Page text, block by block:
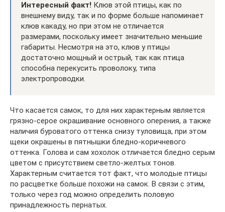
Интересный факт! Клюв этой птицы, как по
внешнему виду, так и по форме больше напоминает
клюв какаду, но при этом не отличается
размерами, поскольку имеет значительно меньшие
габариты. Несмотря на это, клюв у птицы
достаточно мощный и острый, так как птица
способна перекусить проволоку, типа
электропроводки.
Что касается самок, то для них характерным является
грязно-серое окрашивание основного оперения, а также
наличия буроватого оттенка снизу туловища, при этом
щеки окрашены в пятнышки бледно-коричневого
оттенка. Голова и сам хохолок отличается бледно серым
цветом с присутствием светло-желтых тонов.
Характерным считается тот факт, что молодые птицы
по расцветке больше похожи на самок. В связи с этим,
только через год можно определить половую
принадлежность пернатых.